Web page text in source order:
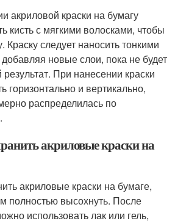
акриловой краски на бумагу
кисть с мягкими волосками, чтобы
Краску следует наносить тонкими
новые слои, пока не будет
При нанесении краски
горизонтально и вертикально,
распределилась по
акриловые краски на
акриловые краски на бумаге,
полностью высохнуть. После
использовать лак или гель,